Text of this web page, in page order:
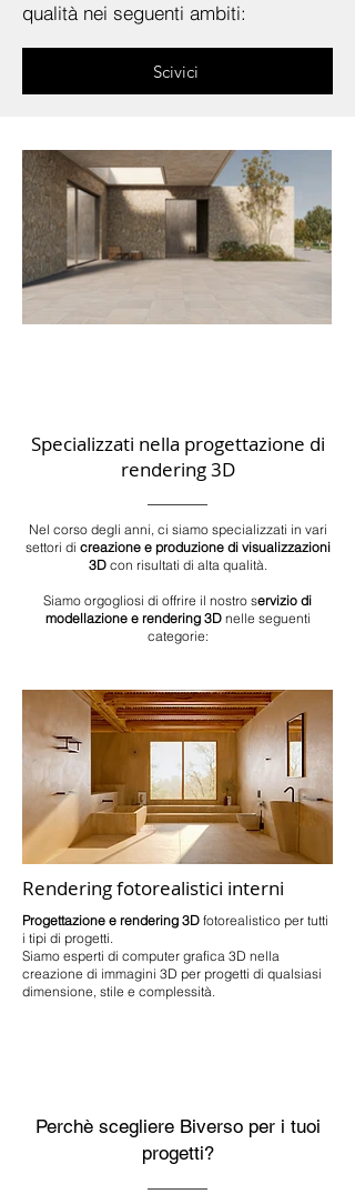
qualità nei seguenti ambiti:
Scivici
Specializzati nella progettazione di
rendering 3D
Nel corso degli anni, ci siamo specializzati in vari
settori di creazione e produzione di visualizzazioni
3D con risultati di alta qualità.
Siamo orgogliosi di offrire il nostro servizio di
modellazione e rendering 3D nelle seguenti
categorie:
Rendering fotorealistici interni
Progettazione e rendering 3D fotorealistico per tutti
i tipi di progetti.
Siamo esperti di computer grafica 3D nella
creazione di immagini 3D per progetti di qualsiasi
dimensione, stile e complessità.
Perchè scegliere Biverso per i tuoi
progetti?